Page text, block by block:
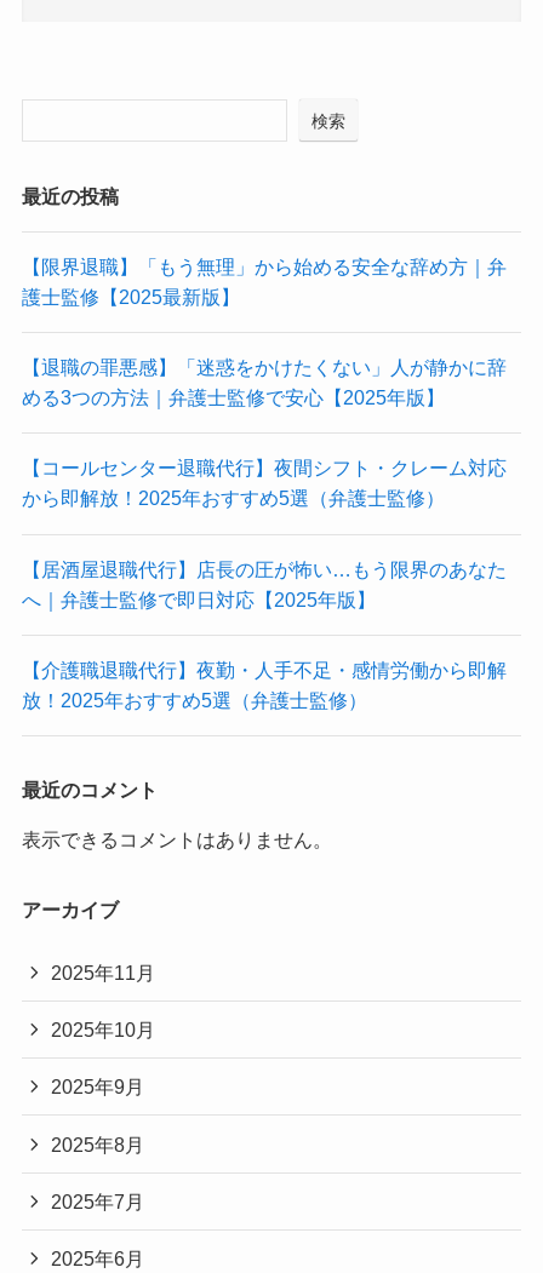
検索
最近の投稿
【限界退職】「もう無理」から始める安全な辞め方｜弁
護士監修【2025最新版】
【退職の罪悪感】「迷惑をかけたくない」人が静かに辞
める3つの方法｜弁護士監修で安心【2025年版】
【コールセンター退職代行】夜間シフト・クレーム対応
から即解放！2025年おすすめ5選（弁護士監修）
【居酒屋退職代行】店長の圧が怖い…もう限界のあなた
へ｜弁護士監修で即日対応【2025年版】
【介護職退職代行】夜勤・人手不足・感情労働から即解
放！2025年おすすめ5選（弁護士監修）
最近のコメント
表示できるコメントはありません。
アーカイブ
2025年11月
2025年10月
2025年9月
2025年8月
2025年7月
2025年6月